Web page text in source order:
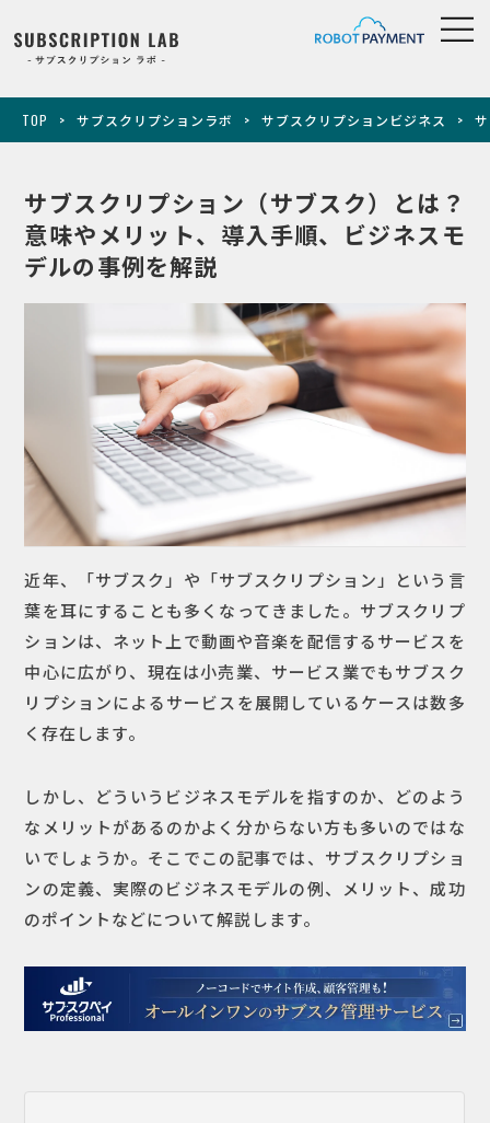
TOP サブスクリプションラボ サブスクリプションビジネス
サブスクリプション（サブスク）とは？
意味やメリット、導入手順、ビジネスモ
デルの事例を解説
近年、「サブスク」や「サブスクリプション」という言
葉を耳にすることも多くなってきました。サブスクリプ
ションは、ネット上で動画や音楽を配信するサービスを
中心に広がり、現在は小売業、サービス業でもサブスク
リプションによるサービスを展開しているケースは数多
く存在します。
しかし、どういうビジネスモデルを指すのか、どのよう
なメリットがあるのかよく分からない方も多いのではな
いでしょうか。そこでこの記事では、サブスクリプショ
ンの定義、実際のビジネスモデルの例、メリット、成功
のポイントなどについて解説します。